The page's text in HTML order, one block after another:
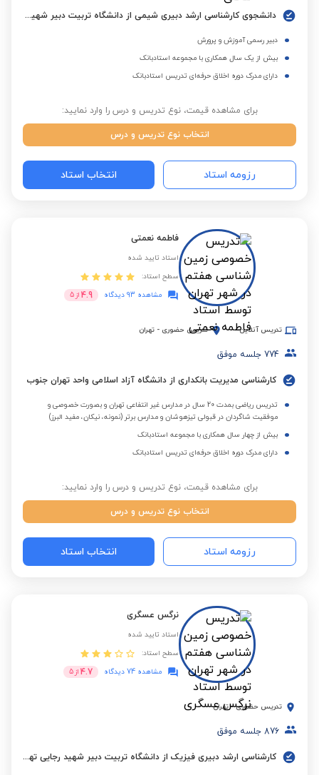
دانشجوی کارشناسی ارشد دبیری شیمی از دانشگاه تربیت دبیر شهید رجایی تهران
دبیر رسمی آموزش و پرورش
بیش از یک سال همکاری با مجموعه استادبانک
دارای مدرک دوره اخلاق حرفه‌ای تدریس استادبانک
برای مشاهده قیمت، نوع تدریس و درس را وارد نمایید:
انتخاب نوع تدریس و درس
رزومه استاد انتخاب استاد
فاطمه نعمتی
استاد تایید شده
سطح استاد:
مشاهده 93 دیدگاه
4.9 از 5
تدریس آنلاین تدریس حضوری - تهران
774 جلسه موفق
کارشناسی مدیریت بانکداری از دانشگاه آزاد اسلامی واحد تهران جنوب
تدریس ریاضی بمدت 20 سال در مدارس غیر انتفاعی تهران و بصورت خصوصی و
موفقیت شاگردان در قبولی تیزهوشان و مدارس برتر (نمونه، نیکان، مفید البرز)
بیش از چهار سال همکاری با مجموعه استادبانک
دارای مدرک دوره اخلاق حرفه‌ای تدریس استادبانک
برای مشاهده قیمت، نوع تدریس و درس را وارد نمایید:
انتخاب نوع تدریس و درس
رزومه استاد انتخاب استاد
نرگس عسگری
استاد تایید شده
سطح استاد:
مشاهده 74 دیدگاه
4.7 از 5
تدریس حضوری - تهران
876 جلسه موفق
کارشناسی ارشد دبیری فیزیک از دانشگاه تربیت دبیر شهید رجایی تهران